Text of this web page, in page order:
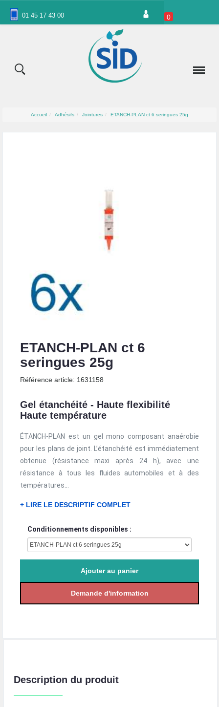
01 45 17 43 00 0
Accueil Adhésifs Jointures ETANCH-PLAN ct 6 seringues 25g
ETANCH-PLAN ct 6
seringues 25g
Référence article: 1631158
Gel étanchéité - Haute flexibilité
Haute température
ÉTANCH-PLAN est un gel mono composant anaérobie
pour les plans de joint. L’étanchéité est immédiatement
obtenue (résistance maxi après 24 h), avec une
résistance à tous les fluides automobiles et à des
températures...
+ LIRE LE DESCRIPTIF COMPLET
Conditionnements disponibles :
Description du produit